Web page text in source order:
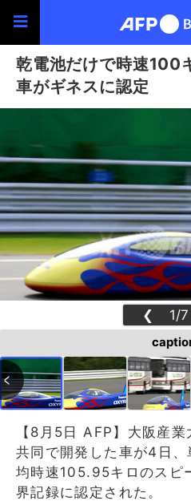
乾電池だけで時速100
車がギネスに認定
❮ 1/7
【8月5日 AFP】大阪産
共同で開発した車が4日
均時速105.95キロのスピ
界記録に認定された。